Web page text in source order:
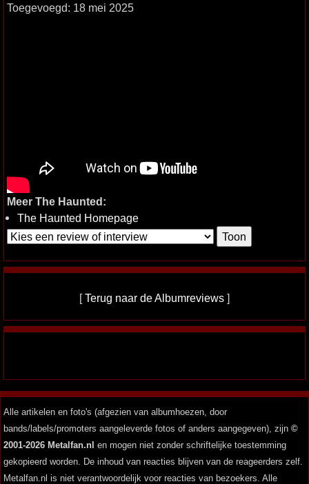
Toegevoegd: 18 mei 2025
Meer The Haunted:
The Haunted Homepage
[Terug naar de Albumreviews ]
Alle artikelen en foto's (afgezien van albumhoezen, door
bands/labels/promoters aangeleverde fotos of anders aangegeven), zijn ©
2001-2026 Metalfan.nl en mogen niet zonder schriftelijke toestemming
gekopieerd worden. De inhoud van reacties blijven van de reageerders zelf.
Metalfan.nl is niet verantwoordelijk voor reacties van bezoekers. Alle